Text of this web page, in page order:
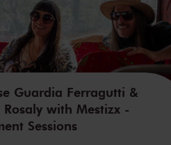
Guardia Ferragutti &
Rosaly with Mestizx -
Sessions